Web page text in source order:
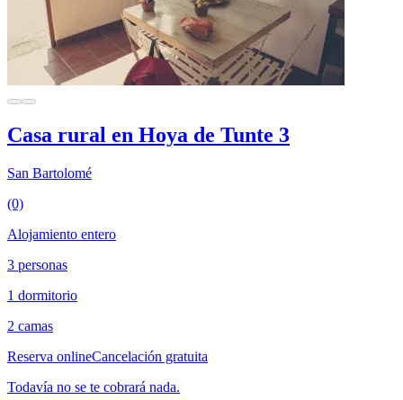
Casa rural en Hoya de Tunte 3
San Bartolomé
(0)
Alojamiento entero
3 personas
1 dormitorio
2 camas
Reserva onlineCancelación gratuita
Todavía no se te cobrará nada.